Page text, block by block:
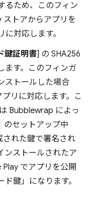
るため、このフィン
トアからアプリを
対応します。
鍵証明書] の SHA256
ます。このフィンガ
ストールした場合
プリに対応します。こ
Bubblewrap によっ
のセットアップ中
れた鍵で署名され
ンストールされたア
でアプリを公開
鍵」になります。